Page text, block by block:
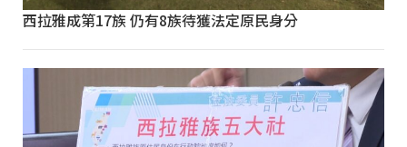
西拉雅成第17族 仍有8族待獲法定原民身分